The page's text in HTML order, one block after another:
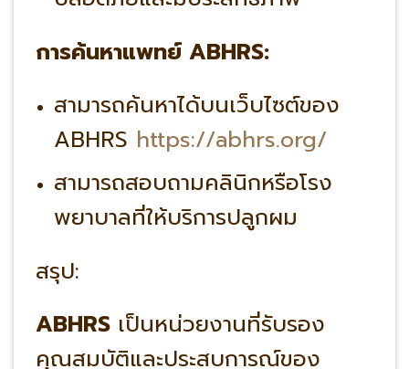
การค้นหาแพทย์ ABHRS:
สามารถค้นหาได้บนเว็บไซต์ของ
ABHRS https://abhrs.org/
สามารถสอบถามคลินิกหรือโรง
พยาบาลที่ให้บริการปลูกผม
สรุป:
ABHRS เป็นหน่วยงานที่รับรอง
คุณสมบัติและประสบการณ์ของ